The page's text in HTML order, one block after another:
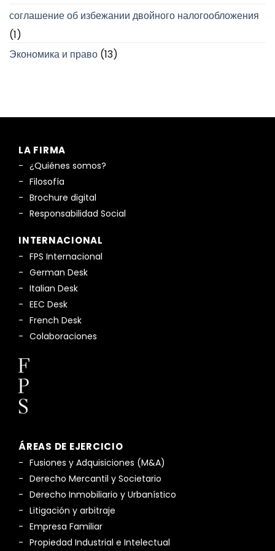
соглашение об избежании двойного налогообложения
(1)
Экономика и право (13)
LA FIRMA
¿Quiénes somos?
Filosofía
Brochure digital
Responsabilidad Social
INTERNACIONAL
FPS Internacional
German Desk
Italian Desk
EEC Desk
French Desk
Colaboraciones
ÁREAS DE EJERCICIO
Fusiones y Adquisiciones (M&A)
Derecho Mercantil y Societario
Derecho Inmobiliario y Urbanístico
Litigación y arbitraje
Empresa Familiar
Propiedad Industrial e Intelectual